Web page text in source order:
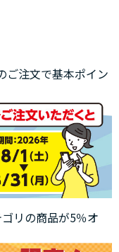
ご注文で基本ポイン
リの商品が5％オ